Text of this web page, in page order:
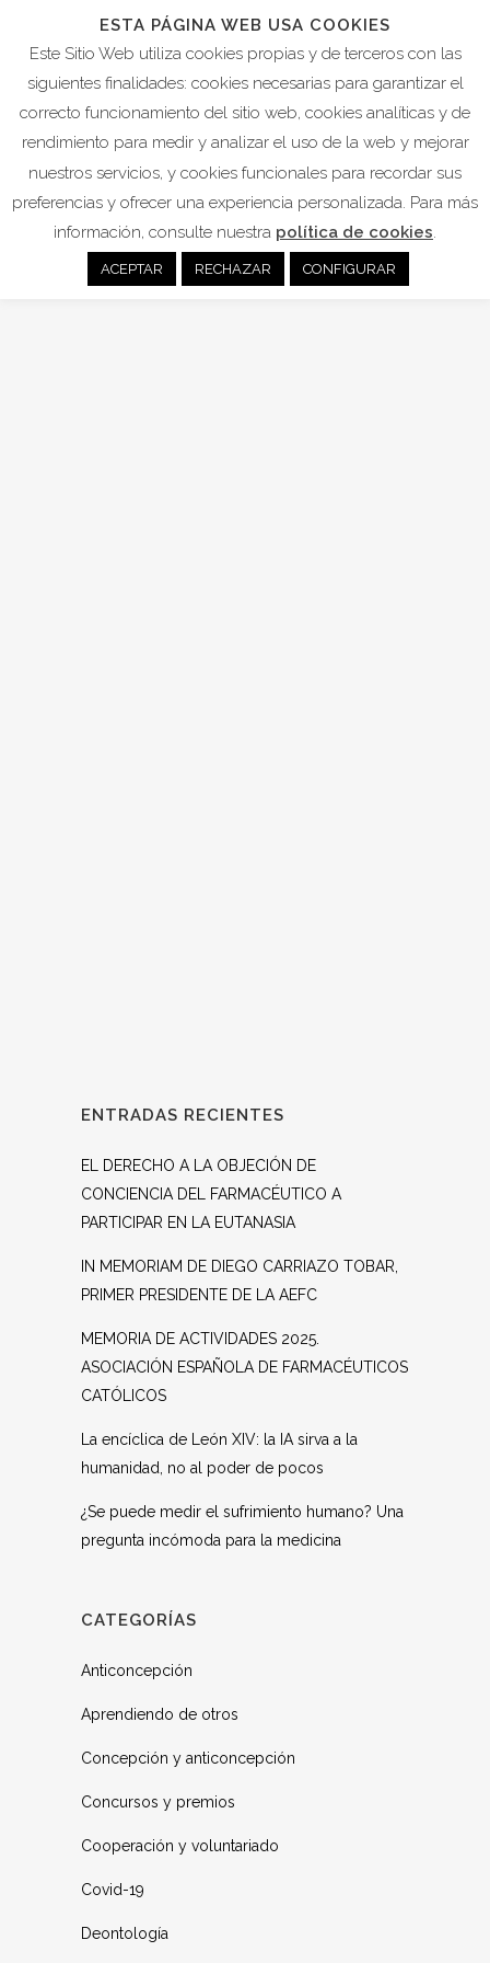
ANTICONCEPCIÓN HORMONAL
12
Nov
ENTRADAS RECIENTES
EL DERECHO A LA OBJECIÓN DE
CONCIENCIA DEL FARMACÉUTICO A
PARTICIPAR EN LA EUTANASIA
IN MEMORIAM DE DIEGO CARRIAZO TOBAR,
PRIMER PRESIDENTE DE LA AEFC
MEMORIA DE ACTIVIDADES 2025.
ASOCIACIÓN ESPAÑOLA DE FARMACÉUTICOS
CATÓLICOS
La encíclica de León XIV: la IA sirva a la
humanidad, no al poder de pocos
¿Se puede medir el sufrimiento humano? Una
pregunta incómoda para la medicina
CATEGORÍAS
Anticoncepción
Aprendiendo de otros
Concepción y anticoncepción
Concursos y premios
Cooperación y voluntariado
Covid-19
Deontología
ESTA PÁGINA WEB USA COOKIES
Este Sitio Web utiliza cookies propias y de terceros con las
siguientes finalidades: cookies necesarias para garantizar el
correcto funcionamiento del sitio web, cookies analíticas y de
rendimiento para medir y analizar el uso de la web y mejorar
nuestros servicios, y cookies funcionales para recordar sus
preferencias y ofrecer una experiencia personalizada. Para más
información, consulte nuestra política de cookies.
ACEPTAR RECHAZAR CONFIGURAR